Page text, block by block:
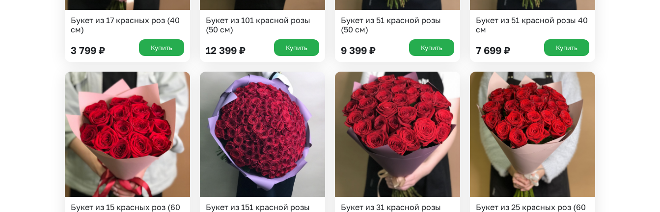
Букет из 17 красных роз (40
см)
3 799 ₽ Купить
Букет из 101 красной розы
(50 см)
12 399 ₽ Купить
Букет из 51 красной розы
(50 см)
9 399 ₽ Купить
Букет из 51 красной розы 40
см
7 699 ₽ Купить
Букет из 15 красных роз (60
Букет из 151 красной розы
Букет из 31 красной розы
Букет из 25 красных роз (60